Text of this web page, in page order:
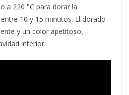
a 220 °C para dorar la
10 y 15 minutos. El dorado
y un color apetitoso,
interior.